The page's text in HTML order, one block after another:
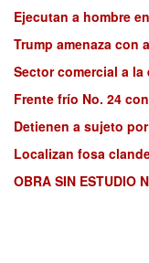
Ejecutan a hombre
Trump amenaza con
Sector comercial a
Frente frío No. 24
Detienen a sujeto
Localizan fosa
OBRA SIN ESTUDIO